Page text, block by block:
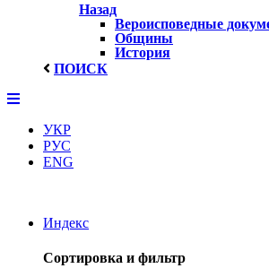
Назад
Вероисповедные
Общины
История
ПОИСК
УКР
РУС
ENG
Индекс
Сортировка и фильтр